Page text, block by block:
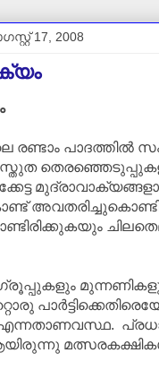
17, 2008
രണ്ടാം
മുന്നണികളും
പാര്‍ട്ടി
എന്നതാണവസ്ഥ.